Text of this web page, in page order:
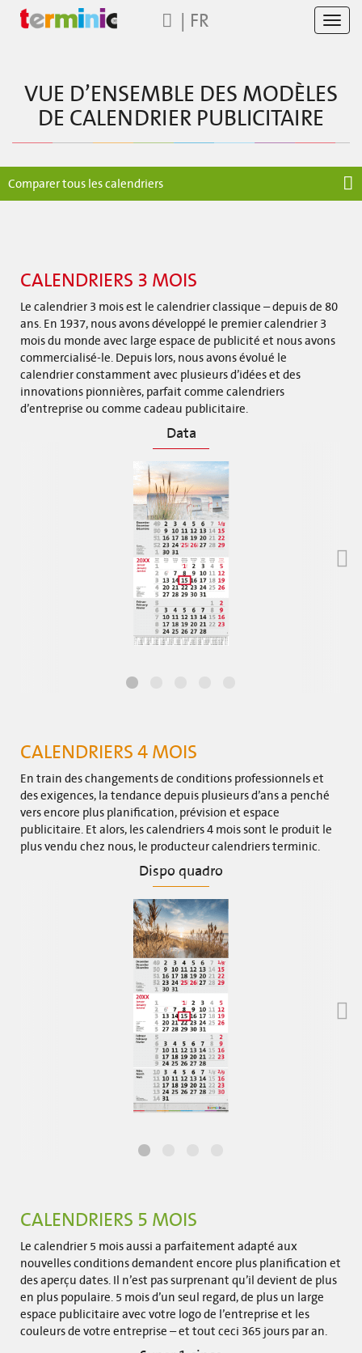
| FR
VUE D’ENSEMBLE DES MODÈLES
DE CALENDRIER PUBLICITAIRE
Comparer tous les calendriers
CALENDRIERS 3 MOIS
Le calendrier 3 mois est le calendrier classique – depuis de 80
ans. En 1937, nous avons développé le premier calendrier 3
mois du monde avec large espace de publicité et nous avons
commercialisé-le. Depuis lors, nous avons évolué le
calendrier constamment avec plusieurs d’idées et des
innovations pionnières, parfait comme calendriers
d’entreprise ou comme cadeau publicitaire.
Data
CALENDRIERS 4 MOIS
En train des changements de conditions professionnels et
des exigences, la tendance depuis plusieurs d’ans a penché
vers encore plus planification, prévision et espace
publicitaire. Et alors, les calendriers 4 mois sont le produit le
plus vendu chez nous, le producteur calendriers terminic.
Dispo quadro
CALENDRIERS 5 MOIS
Le calendrier 5 mois aussi a parfaitement adapté aux
nouvelles conditions demandent encore plus planification et
des aperçu dates. Il n’est pas surprenant qu’il devient de plus
en plus populaire. 5 mois d’un seul regard, de plus un large
espace publicitaire avec votre logo de l’entreprise et les
couleurs de votre entreprise – et tout ceci 365 jours par an.